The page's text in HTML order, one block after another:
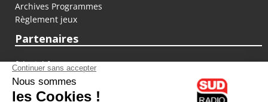
Archives Programmes
Règlement jeux
Partenaires
fiducial.fr
lyoncapitale.fr
olympique-et-lyonnais.com